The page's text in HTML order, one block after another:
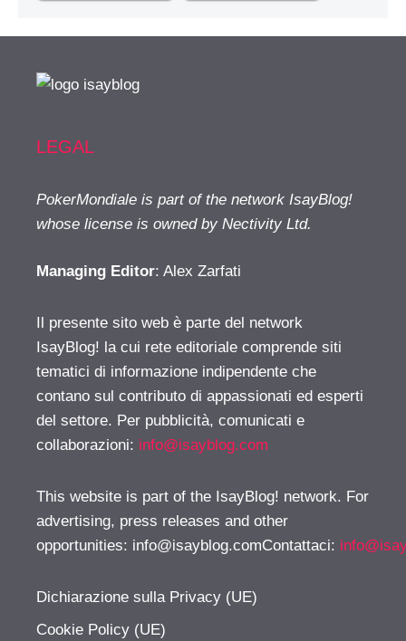
LEGAL
PokerMondiale is part of the network IsayBlog!
whose license is owned by Nectivity Ltd.
Managing Editor: Alex Zarfati
Il presente sito web è parte del network
IsayBlog! la cui rete editoriale comprende siti
tematici di informazione indipendente che
contano sul contributo di appassionati ed esperti
del settore. Per pubblicità, comunicati e
collaborazioni: info@isayblog.com
This website is part of the IsayBlog! network. For
advertising, press releases and other
opportunities: info@isayblog.comContattaci:
Dichiarazione sulla Privacy (UE)
Cookie Policy (UE)